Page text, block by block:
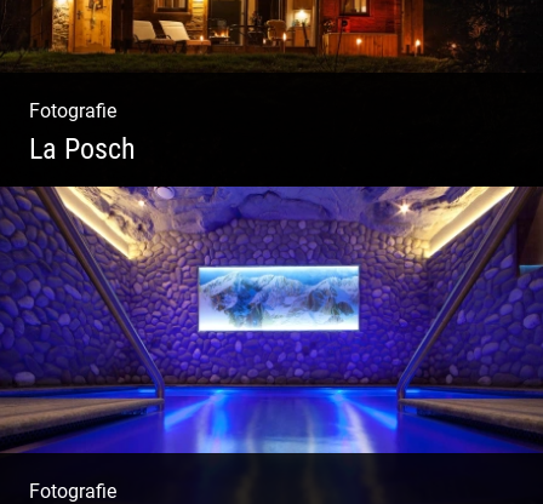
Fotografie
La Posch
Kuschelige Chalets | Traumhaftes Tirol |
Luxuriöse Auszeit | Alpiner Lifestyle
Fotografie